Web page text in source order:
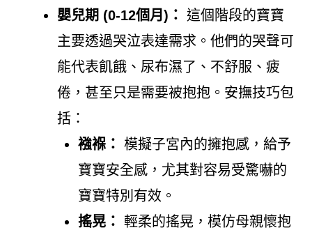
嬰兒期 (0-12個月)： 這個階段的寶寶
主要透過哭泣表達需求。他們的哭聲可
能代表飢餓、尿布濕了、不舒服、疲
倦，甚至只是需要被抱抱。安撫技巧包
括：
襁褓： 模擬子宮內的擁抱感，給予
寶寶安全感，尤其對容易受驚嚇的
寶寶特別有效。
搖晃： 輕柔的搖晃，模仿母親懷抱